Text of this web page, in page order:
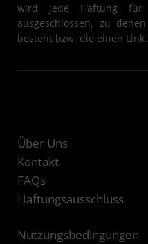
wird jede Haftung für
ausgeschlossen, zu
besteht bzw. die einen
Über Uns
Kontakt
FAQs
Haftungsausschluss
Nutzungsbedingungen